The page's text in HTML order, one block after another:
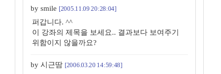
by smile [2005.11.09 20:28:04]
퍼갑니다. ^^
이 강좌의 제목을 보세요.. 결과보다 보여주기
위함이지 않을까요?
by 시근땀 [2006.03.20 14:59:48]